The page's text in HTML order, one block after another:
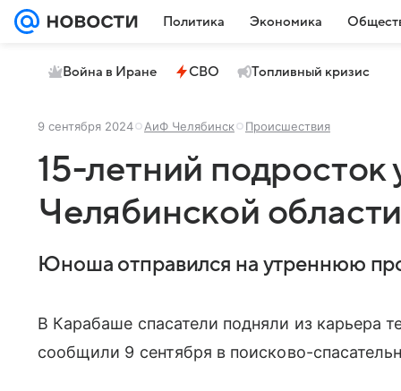
Политика Экономика
Война в Иране СВО Топливный кризис
9 сентября 2024 АиФ Челябинск Происшествия
15-летний подросток
Челябинской
Юноша отправился на утреннюю
В Карабаше спасатели подняли из карьера
сообщили 9 сентября в поисково-